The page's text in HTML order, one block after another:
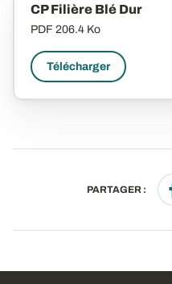
CP Filière Blé Dur
PDF 206.4 Ko
Télécharger
PARTAGER :